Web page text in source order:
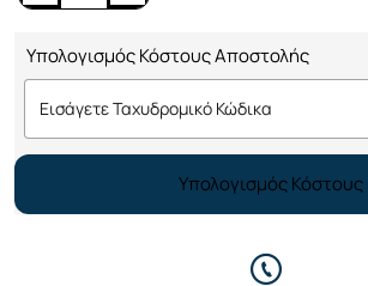
Υπολογισμός Κόστους Αποστολής
Υπολογισμός Κόστους